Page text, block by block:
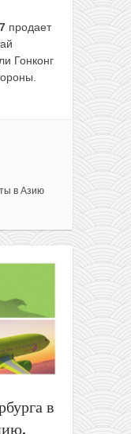
продает
Гонконг
в Азию
в